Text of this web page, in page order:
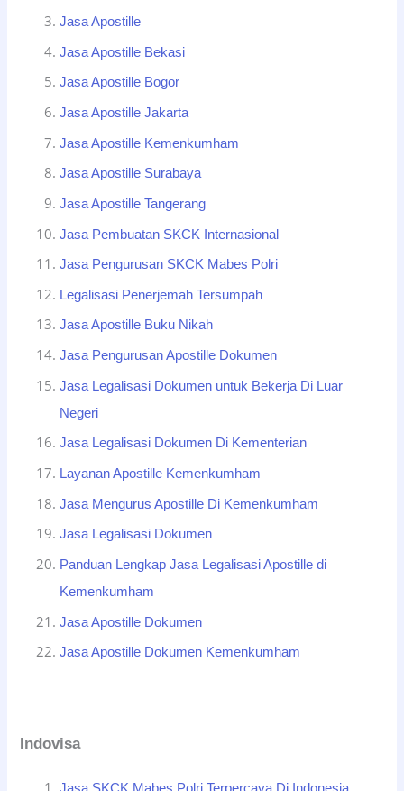
Jasa Apostille
Jasa Apostille Bekasi
Jasa Apostille Bogor
Jasa Apostille Jakarta
Jasa Apostille Kemenkumham
Jasa Apostille Surabaya
Jasa Apostille Tangerang
Jasa Pembuatan SKCK Internasional
Jasa Pengurusan SKCK Mabes Polri
Legalisasi Penerjemah Tersumpah
Jasa Apostille Buku Nikah
Jasa Pengurusan Apostille Dokumen
Jasa Legalisasi Dokumen untuk Bekerja Di Luar
Negeri
Jasa Legalisasi Dokumen Di Kementerian
Layanan Apostille Kemenkumham
Jasa Mengurus Apostille Di Kemenkumham
Jasa Legalisasi Dokumen
Panduan Lengkap Jasa Legalisasi Apostille di
Kemenkumham
Jasa Apostille Dokumen
Jasa Apostille Dokumen Kemenkumham
Indovisa